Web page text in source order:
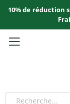
10% de réduction